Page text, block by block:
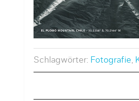
Schlagwörter: Fotografie,